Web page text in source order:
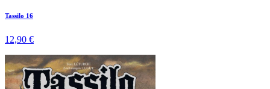
Tassilo 16
12,90 €